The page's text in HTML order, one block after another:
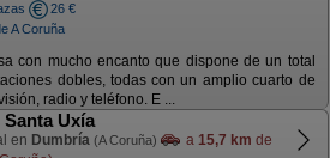
26 €
A Coruña
con mucho encanto que dispone de un total
dobles, todas con un amplio cuarto de
radio y teléfono. E ...
Santa Uxía
en Dumbría (A Coruña) a 15,7 km de